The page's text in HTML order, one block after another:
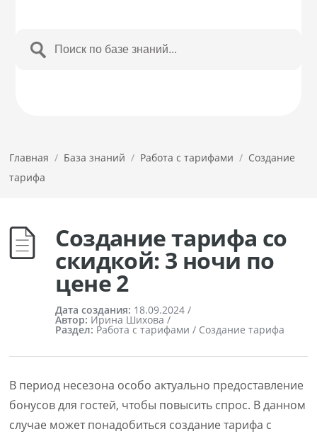
Главная / База знаний / Работа с тарифами / Создание
тарифа
Создание тарифа со
скидкой: 3 ночи по
цене 2
Дата создания: 18.09.2024 /
Автор: Ирина Шихова /
Раздел: Работа с тарифами / Создание тарифа
В период несезона особо актуально предоставление
бонусов для гостей, чтобы повысить спрос. В данном
случае может понадобиться создание тарифа с